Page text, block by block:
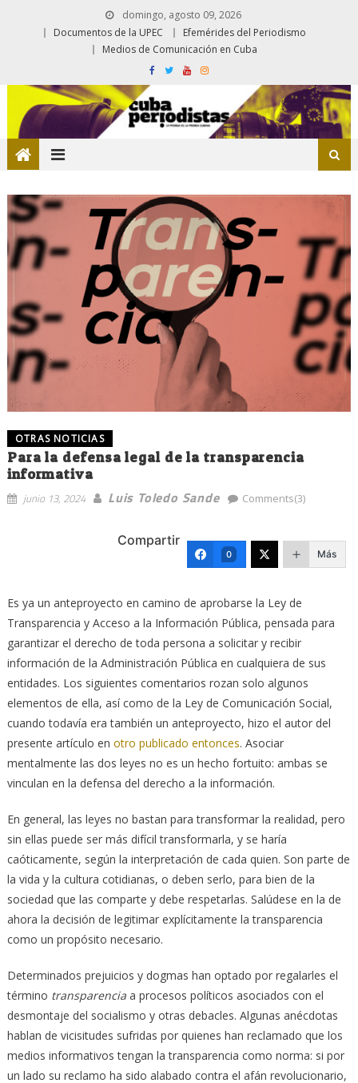
domingo, agosto 09, 2026
Documentos de la UPEC
Efemérides del Periodismo
Medios de Comunicación en Cuba
OTRAS NOTICIAS
Para la defensa legal de la transparencia
informativa
junio 13, 2024 Luis Toledo Sande Comments(3)
Compartir
0 Más
Es ya un anteproyecto en camino de aprobarse la Ley de
Transparencia y Acceso a la Información Pública, pensada para
garantizar el derecho de toda persona a solicitar y recibir
información de la Administración Pública en cualquiera de sus
entidades. Los siguientes comentarios rozan solo algunos
elementos de ella, así como de la Ley de Comunicación Social,
cuando todavía era también un anteproyecto, hizo el autor del
presente artículo en otro publicado entonces. Asociar
mentalmente las dos leyes no es un hecho fortuito: ambas se
vinculan en la defensa del derecho a la información.
En general, las leyes no bastan para transformar la realidad, pero
sin ellas puede ser más difícil transformarla, y se haría
caóticamente, según la interpretación de cada quien. Son parte de
la vida y la cultura cotidianas, o deben serlo, para bien de la
sociedad que las comparte y debe respetarlas. Salúdese en la de
ahora la decisión de legitimar explícitamente la transparencia
como un propósito necesario.
Determinados prejuicios y dogmas han optado por regalarles el
término transparenciaa procesos políticos asociados con el
desmontaje del socialismo y otras debacles. Algunas anécdotas
hablan de vicisitudes sufridas por quienes han reclamado que los
medios informativos tengan la transparencia como norma: si por
un lado su reclamo ha sido alabado contra el afán revolucionario,